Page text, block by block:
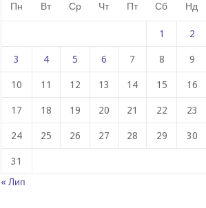
Пн Вт Ср Чт Пт Сб Нд
1 2
3 4 5 6 7 8 9
10 11 12 13 14 15 16
17 18 19 20 21 22 23
24 25 26 27 28 29 30
31
« Лип